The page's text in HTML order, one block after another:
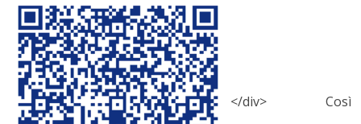
</div> Così